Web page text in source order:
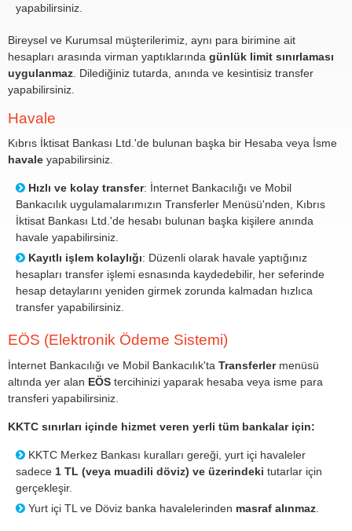
yapabilirsiniz.
Bireysel ve Kurumsal müşterilerimiz, aynı para birimine ait
hesapları arasında virman yaptıklarında günlük limit sınırlaması
uygulanmaz . Dilediğiniz tutarda, anında ve kesintisiz transfer
yapabilirsiniz.
Havale
Kıbrıs İktisat Bankası Ltd.'de bulunan başka bir Hesaba veya İsme
havale yapabilirsiniz.
Hızlı ve kolay transfer: İnternet Bankacılığı ve Mobil
Bankacılık uygulamalarımızın Transferler Menüsü'nden, Kıbrıs
İktisat Bankası Ltd.'de hesabı bulunan başka kişilere anında
havale yapabilirsiniz.
Kayıtlı işlem kolaylığı: Düzenli olarak havale yaptığınız
hesapları transfer işlemi esnasında kaydedebilir, her seferinde
hesap detaylarını yeniden girmek zorunda kalmadan hızlıca
transfer yapabilirsiniz.
EÖS (Elektronik Ödeme Sistemi)
İnternet Bankacılığı ve Mobil Bankacılık'ta Transferlermenüsü
altında yer alan EÖS tercihinizi yaparak hesaba veya isme para
transferi yapabilirsiniz.
KKTC sınırları içinde hizmet veren yerli tüm bankalar için:
KKTC Merkez Bankası kuralları gereği, yurt içi havaleler
sadece 1 TL (veya muadili döviz) ve üzerindeki tutarlar için
gerçekleşir.
Yurt içi TL ve Döviz banka havalelerinden masraf alınmaz